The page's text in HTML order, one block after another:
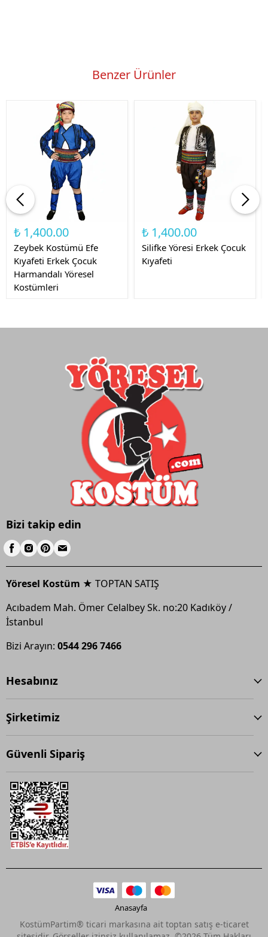
Benzer Ürünler
₺ 1,400.00
Zeybek Kostümü Efe
Kıyafeti Erkek Çocuk
Harmandalı Yöresel
Kostümleri
₺ 1,400.00
Silifke Yöresi Erkek Çocuk
Kıyafeti
Bizi takip edin
Yöresel Kostüm ★ TOPTAN SATIŞ
Acıbadem Mah. Ömer Celalbey Sk. no:20 Kadıköy /
İstanbul
Bizi Arayın: 0544 296 7466
Hesabınız
Şirketimiz
Güvenli Sipariş
Anasayfa
KostümPartim® ticari markasına ait toptan satış e-ticaret